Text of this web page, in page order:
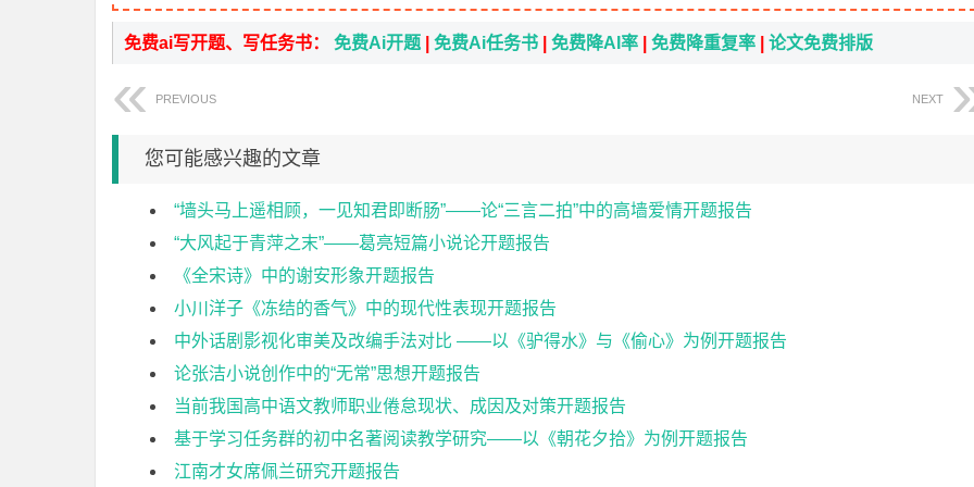
免费ai写开题、写任务书： 免费Ai开题 免费Ai任务书 免费降AI率 免费降重复率 论文免费排版
PREVIOUS NEXT
您可能感兴趣的文章
“墙头马上遥相顾，一见知君即断肠”——论“三言二拍”中的高墙爱情开题报告
“大风起于青萍之末”——葛亮短篇小说论开题报告
《全宋诗》中的谢安形象开题报告
小川洋子《冻结的香气》中的现代性表现开题报告
中外话剧影视化审美及改编手法对比 ——以《驴得水》与《偷心》为例开题报告
论张洁小说创作中的“无常”思想开题报告
当前我国高中语文教师职业倦怠现状、成因及对策开题报告
基于学习任务群的初中名著阅读教学研究——以《朝花夕拾》为例开题报告
江南才女席佩兰研究开题报告